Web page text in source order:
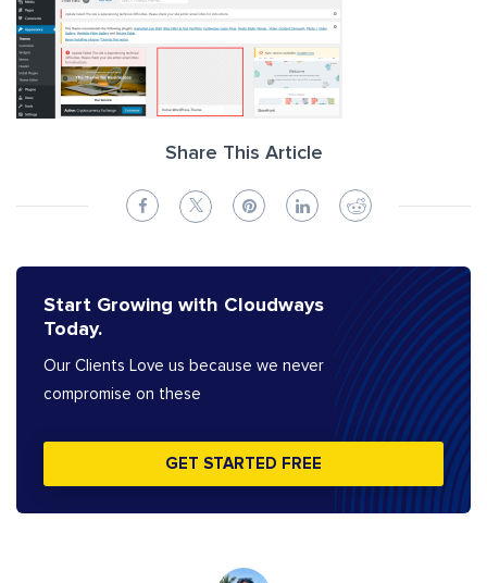
Share This Article
Start Growing with Cloudways
Today.
Our Clients Love us because we never
compromise on these
GET STARTED FREE